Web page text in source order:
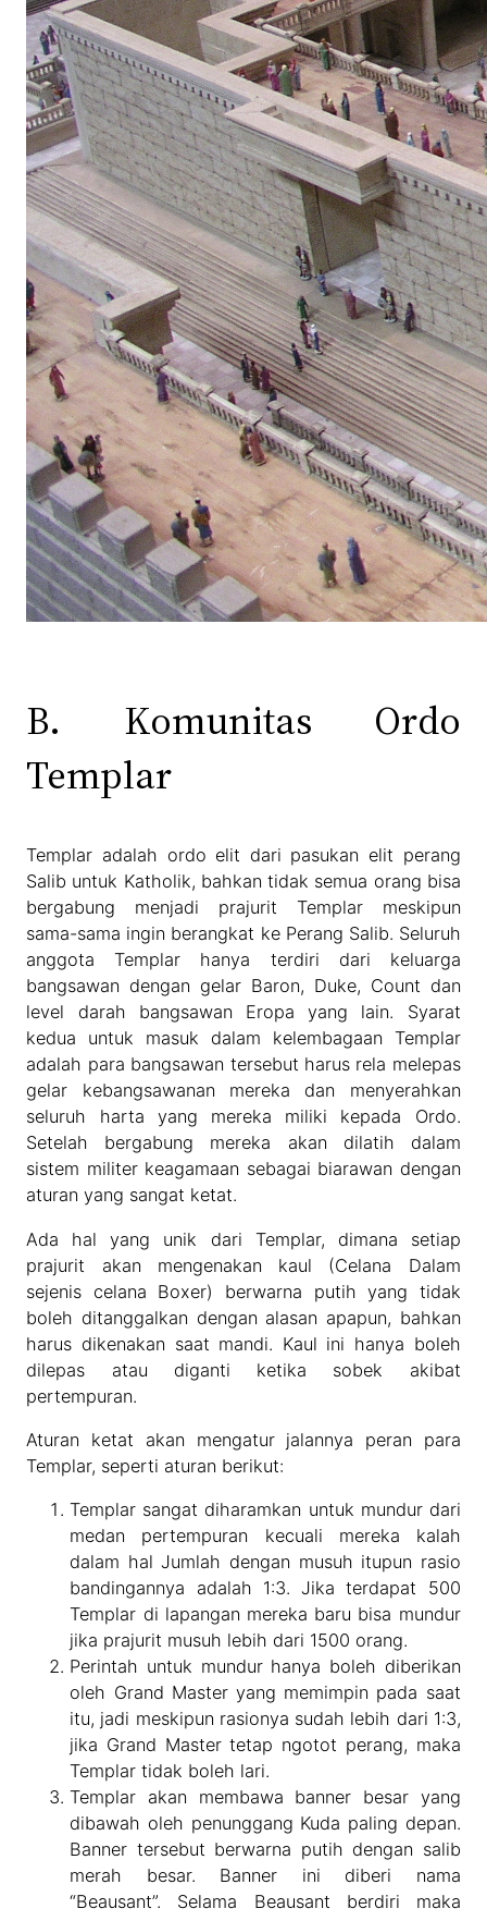
B. Komunitas Ordo
Templar
Templar adalah ordo elit dari pasukan elit perang
Salib untuk Katholik, bahkan tidak semua orang bisa
bergabung menjadi prajurit Templar meskipun
sama-sama ingin berangkat ke Perang Salib. Seluruh
anggota Templar hanya terdiri dari keluarga
bangsawan dengan gelar Baron, Duke, Count dan
level darah bangsawan Eropa yang lain. Syarat
kedua untuk masuk dalam kelembagaan Templar
adalah para bangsawan tersebut harus rela melepas
gelar kebangsawanan mereka dan menyerahkan
seluruh harta yang mereka miliki kepada Ordo.
Setelah bergabung mereka akan dilatih dalam
sistem militer keagamaan sebagai biarawan dengan
aturan yang sangat ketat.
Ada hal yang unik dari Templar, dimana setiap
prajurit akan mengenakan kaul (Celana Dalam
sejenis celana Boxer) berwarna putih yang tidak
boleh ditanggalkan dengan alasan apapun, bahkan
harus dikenakan saat mandi. Kaul ini hanya boleh
dilepas atau diganti ketika sobek akibat
pertempuran.
Aturan ketat akan mengatur jalannya peran para
Templar, seperti aturan berikut:
Templar sangat diharamkan untuk mundur dari
medan pertempuran kecuali mereka kalah
dalam hal Jumlah dengan musuh itupun rasio
bandingannya adalah 1:3. Jika terdapat 500
Templar di lapangan mereka baru bisa mundur
jika prajurit musuh lebih dari 1500 orang.
Perintah untuk mundur hanya boleh diberikan
oleh Grand Master yang memimpin pada saat
itu, jadi meskipun rasionya sudah lebih dari 1:3,
jika Grand Master tetap ngotot perang, maka
Templar tidak boleh lari.
Templar akan membawa banner besar yang
dibawah oleh penunggang Kuda paling depan.
Banner tersebut berwarna putih dengan salib
merah besar. Banner ini diberi nama
“Beausant”. Selama Beausant berdiri maka